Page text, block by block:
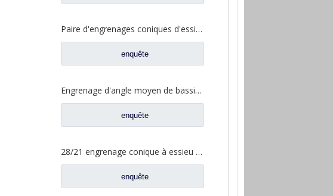
Paire d'engrenages coniques d'essieu arrière 18/27 pour pièces de rechange de camion Ankai & BENZ Foton Auman HFF2402040/41CK1BZ
enquête
Engrenage d'angle moyen de bassin de pont pour les pièces de rechange 42104456 de camion de SAIC Hongyan
enquête
28/21 engrenage conique à essieu moyen pour essieu Ankai essieu Benz Foton Auman pièces de rechange de camion HFF2502038/39CK1BZ
enquête